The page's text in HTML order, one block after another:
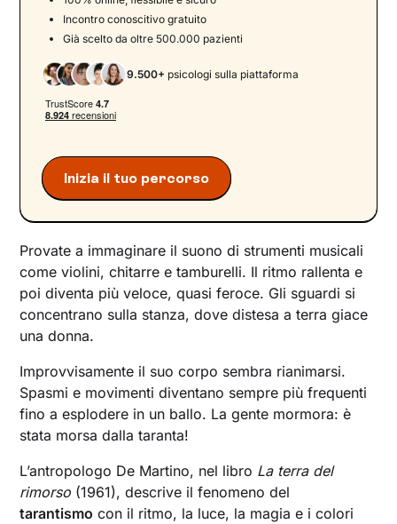
Conseguenze sulla ricerca e sulla clinica al
femminile
Prendersi cura di sé: il primo passo verso il
Inizia il tuo percorso
Incontro conoscitivo gratuito
Già scelto da oltre 500.000 pazienti
9.500+ psicologi sulla piattaforma
Provate a immaginare il suono di strumenti musicali
come violini, chitarre e tamburelli. Il ritmo rallenta e
poi diventa più veloce, quasi feroce. Gli sguardi si
concentrano sulla stanza, dove distesa a terra giace
una donna.
Improvvisamente il suo corpo sembra rianimarsi.
Spasmi e movimenti diventano sempre più frequenti
fino a esplodere in un ballo. La gente mormora: è
stata morsa dalla taranta!
L’antropologo De Martino, nel libro La terra del
rimorso (1961), descrive il fenomeno del
tarantismo con il ritmo, la luce, la magia e i colori